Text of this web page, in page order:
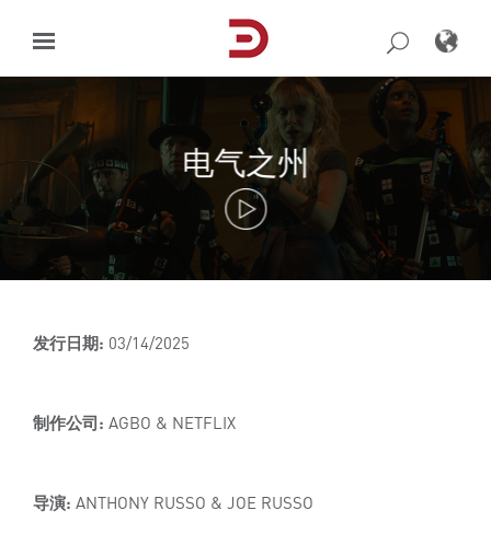
content
电气之州
发行日期: 03/14/2025
制作公司: AGBO & NETFLIX
导演: ANTHONY RUSSO & JOE RUSSO